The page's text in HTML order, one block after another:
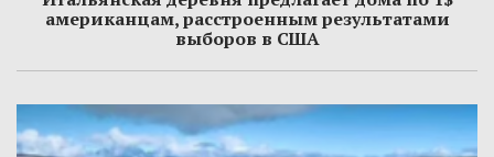
американцам, расстроенным результатами
выборов в США